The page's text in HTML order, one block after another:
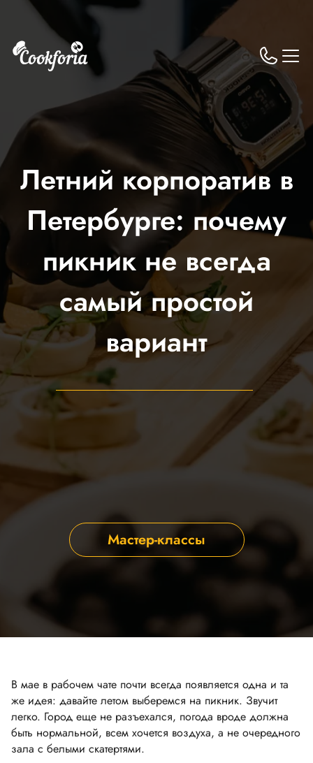
Летний корпоратив в
Петербурге: почему
пикник не всегда
самый простой
вариант
Мастер-классы
В мае в рабочем чате почти всегда появляется одна и та
же идея: давайте летом выберемся на пикник. Звучит
легко. Город еще не разъехался, погода вроде должна
быть нормальной, всем хочется воздуха, а не очередного
зала с белыми скатертями.